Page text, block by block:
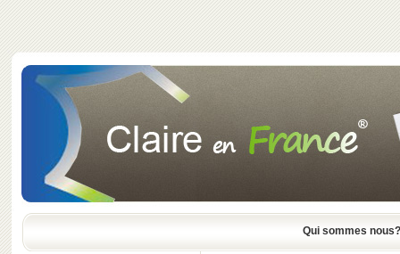
Qui sommes nous?